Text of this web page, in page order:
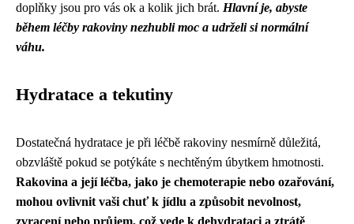
doplňky jsou pro vás ok a kolik jich brát. Hlavní je, abyste
během léčby rakoviny nezhubli moc a udrželi si normální
váhu.
Hydratace a tekutiny
Dostatečná hydratace je při léčbě rakoviny nesmírně důležitá,
obzvláště pokud se potýkáte s nechtěným úbytkem hmotnosti.
Rakovina a její léčba, jako je chemoterapie nebo ozařování,
mohou ovlivnit vaši chuť k jídlu a způsobit nevolnost,
zvracení nebo průjem, což vede k dehydrataci a ztrátě